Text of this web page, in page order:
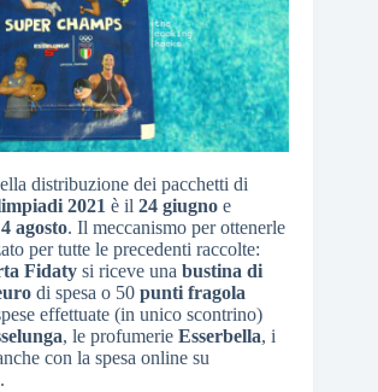
distribuzione dei pacchetti di
2021 è il 24 giugno e
agosto. Il meccanismo per ottenerle
per tutte le precedenti raccolte:
Fidaty si riceve una bustina di
di spesa o 50 punti fragola
effettuate (in unico scontrino)
, le profumerie Esserbella, i
con la spesa online su
.